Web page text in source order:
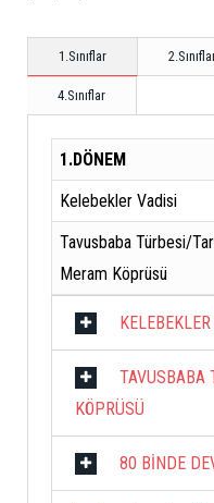
1.Sınıflar
4.Sınıflar
1.DÖNEM
Kelebekler Vadisi
Tavusbaba Türbesi/
Meram Köprüsü
TAVUSBABA
KÖPRÜSÜ
80 BİNDE